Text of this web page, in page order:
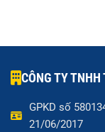
CÔNG TY
GPKD số
21/06/2017